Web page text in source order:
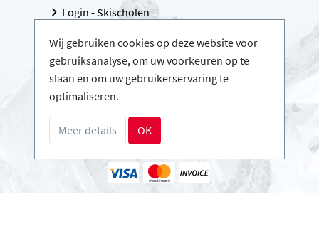
Login - Skischolen
FAQ - Veelgestelde vragen
Download Persmap
Betalingsmethoden
Wij gebruiken cookies op deze website voor
gebruiksanalyse, om uw voorkeuren op te
slaan en om uw gebruikerservaring te
optimaliseren.
Meer details OK